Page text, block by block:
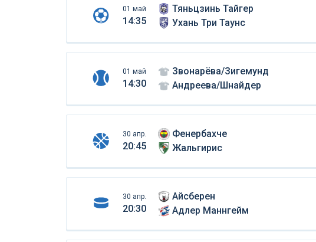
01 май
14:35
Тяньцзинь Тайгер
Ухань Три Таунс
01 май
14:30
Звонарёва/Зигемунд
Андреева/Шнайдер
30 апр.
20:45
Фенербахче
Жальгирис
30 апр.
20:30
Айсберен
Адлер Маннгейм